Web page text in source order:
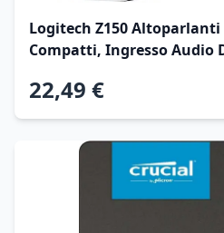
Logitech Z150
Compatti, Ingresso Audio
Computer, Smartphone
Musicale, Bianco
22,49 €